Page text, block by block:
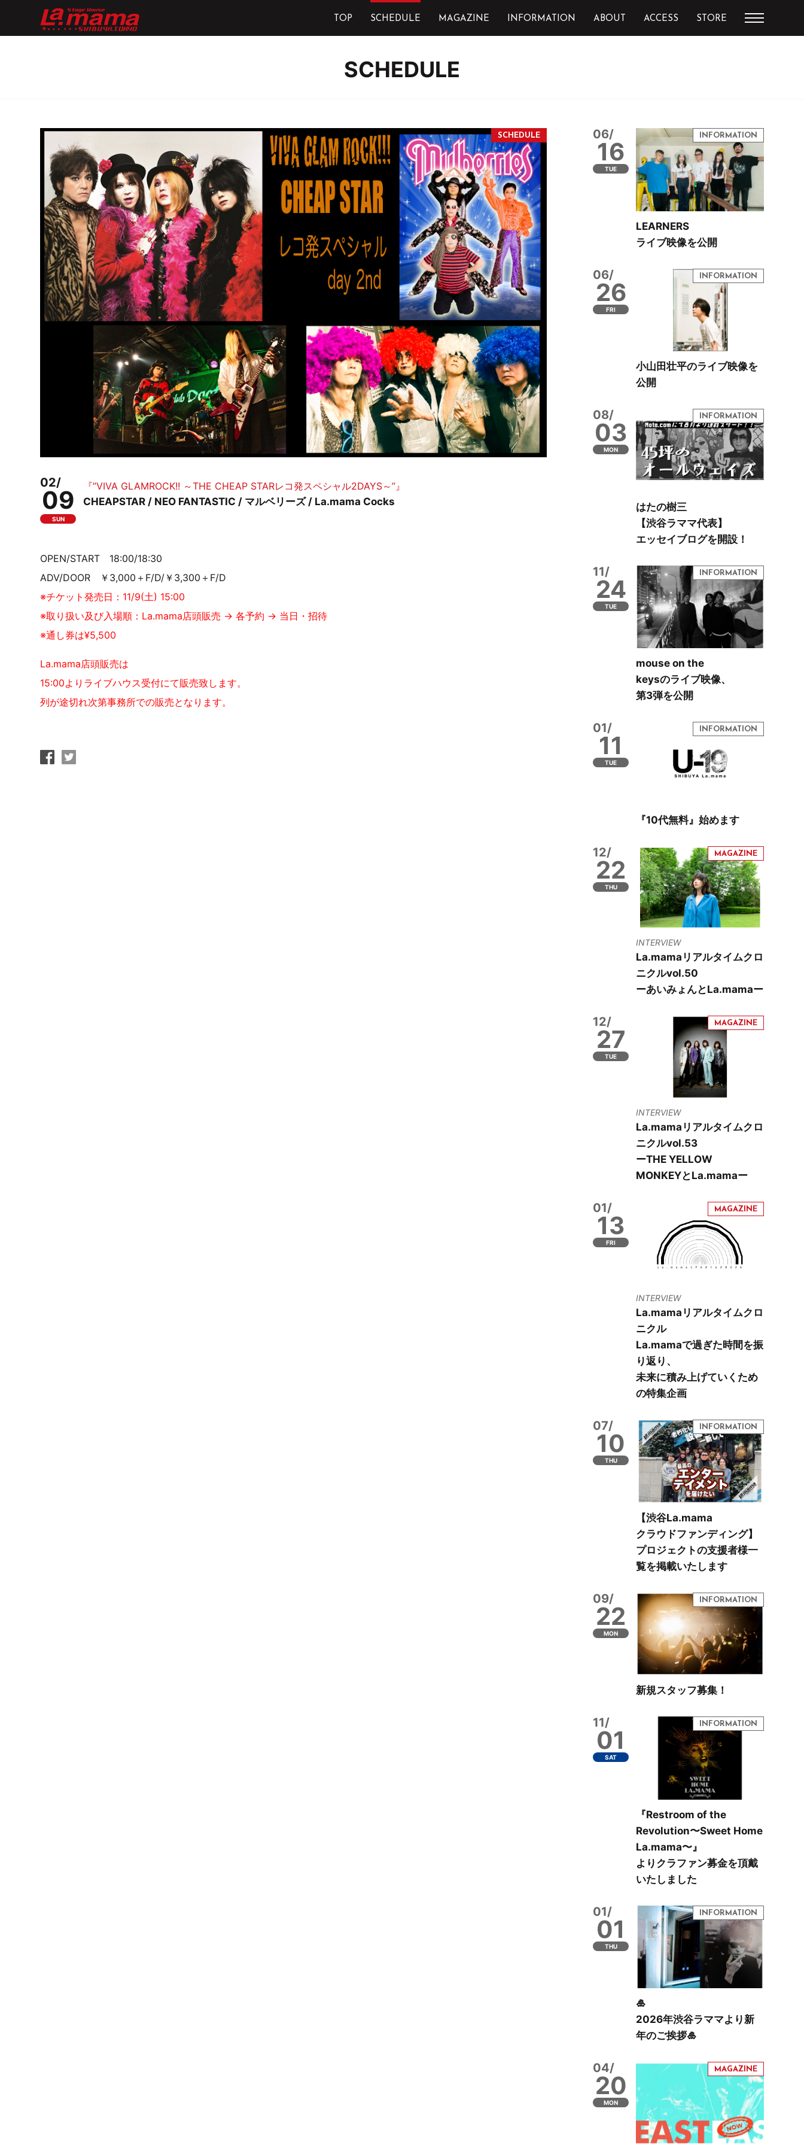
TOP SCHEDULE MAGAZINE INFORMATION ABOUT ACCESS STORE
SCHEDULE
02/
09
SUN
『”VIVA GLAMROCK!! ～THE CHEAP STARレコ発スペシャル2DAYS～”』
CHEAPSTAR / NEO FANTASTIC / マルベリーズ / La.mama Cocks
OPEN/START 18:00/18:30
ADV/DOOR ￥3,000＋F/D/￥3,300＋F/D
※チケット発売日：11/9(土) 15:00
※取り扱い及び入場順：La.mama店頭販売 → 各予約 → 当日・招待
※通し券は¥5,500
La.mama店頭販売は
15:00よりライブハウス受付にて販売致します。
列が途切れ次第事務所での販売となります。
06/
16
TUE
LEARNERS
ライブ映像を公開
06/
26
FRI
小山田壮平のライブ映像を
公開
08/
03
MON
はたの樹三
【渋谷ラママ代表】
エッセイブログを開設！
11/
24
TUE
mouse on the
keysのライブ映像、
第3弾を公開
01/
11
TUE
『10代無料』始めます
12/
22
THU
INTERVIEW
La.mamaリアルタイムクロ
ニクルvol.50
ーあいみょんとLa.mamaー
12/
27
TUE
INTERVIEW
La.mamaリアルタイムクロ
ニクルvol.53
ーTHE YELLOW
MONKEYとLa.mamaー
01/
13
FRI
INTERVIEW
La.mamaリアルタイムクロ
ニクル
La.mamaで過ぎた時間を振
り返り、
未来に積み上げていくため
の特集企画
07/
10
THU
【渋谷La.mama
クラウドファンディング】
プロジェクトの支援者様一
覧を掲載いたします
09/
22
MON
新規スタッフ募集！
11/
01
SAT
『Restroom of the
Revolution〜Sweet Home
La.mama〜』
よりクラファン募金を頂戴
いたしました
01/
01
THU
🎍
2026年渋谷ラママより新
年のご挨拶🎍
04/
20
MON